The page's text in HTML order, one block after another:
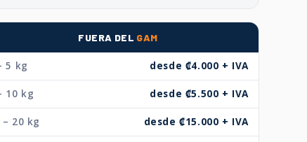
FUERA DEL GAM
5 kg desde ₡4.000 + IVA
10 kg desde ₡5.500 + IVA
– 20 kg desde ₡15.000 + IVA